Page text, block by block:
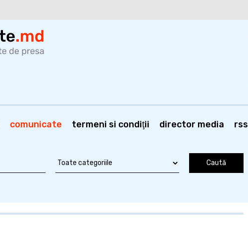
comunicate termeni si condiţii director media rss